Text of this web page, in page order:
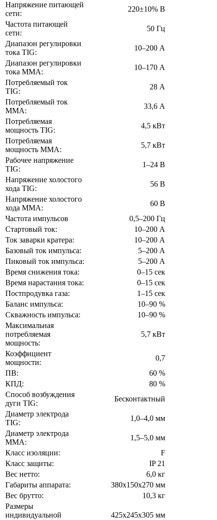
Напряжение питающей
сети:
220±10% В
Частота питающей
сети:
50 Гц
Диапазон регулировки
тока TIG:
10–200 А
Диапазон регулировки
тока MMA:
10–170 А
Потребляемый ток
TIG:
28 А
Потребляемый ток
MMA:
33,6 А
Потребляемая
мощность TIG:
4,5 кВт
Потребляемая
мощность MMA:
5,7 кВт
Рабочее напряжение
TIG:
1–24 В
Напряжение холостого
хода TIG:
56 В
Напряжение холостого
хода MMA:
60 В
Частота импульсов
0,5–200 Гц
Стартовый ток:
10–200 А
Ток заварки кратера:
10–200 А
Базовый ток импульса:
5–200 А
Пиковый ток импульса:
5–200 А
Время снижения тока:
0–15 сек
Время нарастания тока:
0–15 сек
Постпродувка газа:
1–15 сек
Баланс импульса:
10–90 %
Скважность импульса:
10–90 %
Максимальная
потребляемая
мощность:
5,7 кВт
Коэффициент
мощности:
0,7
ПВ:
60 %
КПД:
80 %
Способ возбуждения
дуги TIG:
Бесконтактный
Диаметр электрода
TIG:
1,0–4,0 мм
Диаметр электрода
MMA:
1,5–5,0 мм
Класс изоляции:
F
Класс защиты:
IP 21
Вес нетто:
6,0 кг
Габариты аппарата:
380х150х270 мм
Вес брутто:
10,3 кг
Размеры
индивидуальной
425х245х305 мм